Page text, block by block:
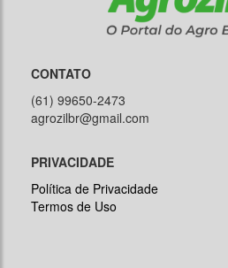
CONTATO
(61) 99650-2473
PRIVACIDADE
Política de Privacidade